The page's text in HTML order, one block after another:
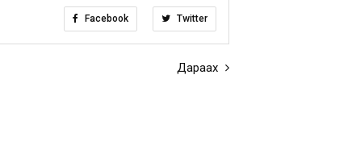
Facebook Twitter
Дараах